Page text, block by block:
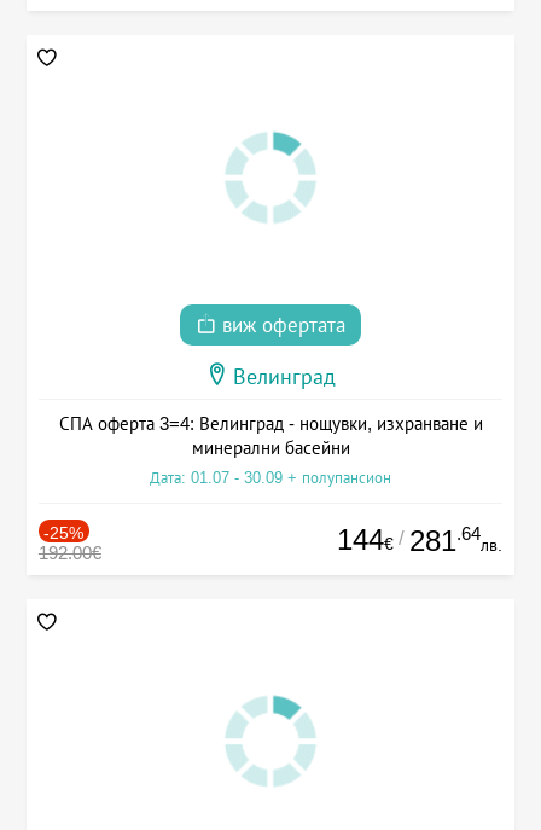
виж офертата
Велинград
СПА оферта 3=4: Велинград - нощувки, изхранване и
минерални басейни
Дата: 01.07 - 30.09 + полупансион
-25%
192.00€ 144€ / 281.64
лв.